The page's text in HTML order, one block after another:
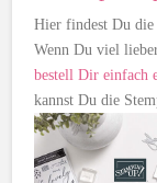
Hier findest Du die
Wenn Du viel
bestell Dir einfach
kannst Du die